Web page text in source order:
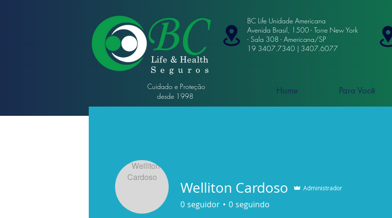
Cuidado e Proteção
desde 1998
Home Para Você
BC Life Unidade Americana
Avenida Brasil, 1500 - Torre New York
- Sala 308 - Americana/SP
19 3407.7340 | 3407.6077
Welliton Cardoso Administrador
0 seguidor 0 seguindo